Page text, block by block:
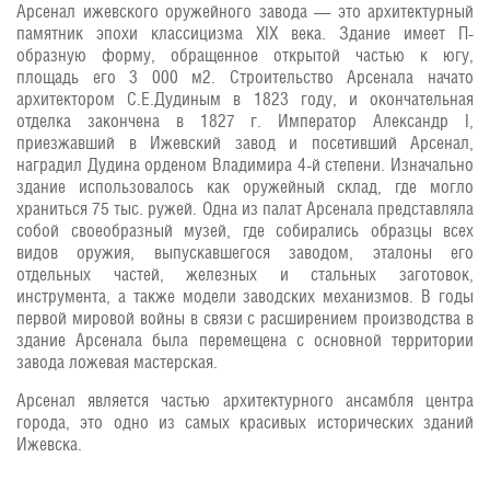
Арсенал ижевского оружейного завода — это архитектурный
памятник эпохи классицизма XIX века. Здание имеет П-
образную форму, обращенное открытой частью к югу,
площадь его 3 000 м2. Строительство Арсенала начато
архитектором С.Е.Дудиным в 1823 году, и окончательная
отделка закончена в 1827 г. Император Александр I,
приезжавший в Ижевский завод и посетивший Арсенал,
наградил Дудина орденом Владимира 4-й степени. Изначально
здание использовалось как оружейный склад, где могло
храниться 75 тыс. ружей. Одна из палат Арсенала представляла
собой своеобразный музей, где собирались образцы всех
видов оружия, выпускавшегося заводом, эталоны его
отдельных частей, железных и стальных заготовок,
инструмента, а также модели заводских механизмов. В годы
первой мировой войны в связи с расширением производства в
здание Арсенала была перемещена с основной территории
завода ложевая мастерская.
Арсенал является частью архитектурного ансамбля центра
города, это одно из самых красивых исторических зданий
Ижевска.